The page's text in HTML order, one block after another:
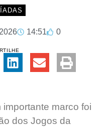
14:51 0
marco foi
dos Jogos da